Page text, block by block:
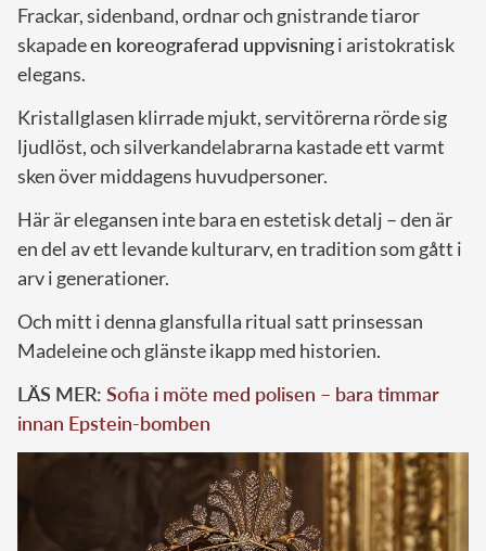
Frackar, sidenband, ordnar och gnistrande tiaror
skapadeen koreograferad uppvisningi aristokratisk
elegans.
Kristallglasen klirrade mjukt, servitörerna rörde sig
ljudlöst, och silverkandelabrarna kastade ett varmt
sken över middagens huvudpersoner.
Här är elegansen inte bara en estetisk detalj – den är
en del av ett levande kulturarv, en tradition som gått i
arv i generationer.
Och mitt i denna glansfulla ritual satt prinsessan
Madeleine och glänste ikapp med historien.
LÄS MER: Sofia i möte med polisen – bara timmar
innan Epstein-bomben